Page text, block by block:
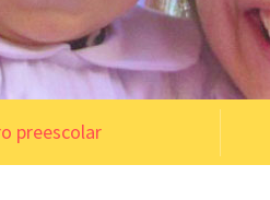
preescolar